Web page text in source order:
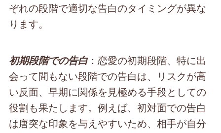
ぞれの段階で適切な告白のタイミングが異な
ります。
初期段階での告白：恋愛の初期段階、特に出
会って間もない段階での告白は、リスクが高
い反面、早期に関係を見極める手段としての
役割も果たします。例えば、初対面での告白
は唐突な印象を与えやすいため、相手が自分